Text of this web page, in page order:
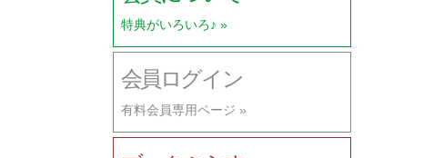
特典がいろいろ♪ »
会員ログイン
有料会員専用ページ »